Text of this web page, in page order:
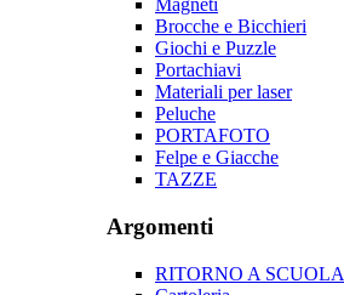
Magneti
Brocche e Bicchieri
Giochi e Puzzle
Portachiavi
Materiali per laser
Peluche
PORTAFOTO
Felpe e Giacche
TAZZE
Argomenti
RITORNO A SCUOLA